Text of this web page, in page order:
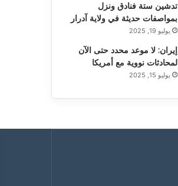
تدشين ستة فنادق ونزل
بمواصفات حديثة في ولاية آدرار
يوليو 19, 2025
إيران: لا موعد محدد حتى الآن
لمحادثات نووية مع أمريكا
يوليو 15, 2025